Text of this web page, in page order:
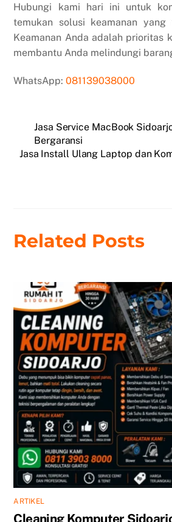
Hubungi kami hari ini untuk
temukan solusi keamanan
Keamanan Anda adalah prioritas
membantu Anda melindungi
WhatsApp:081139038000
Jasa Service MacBook
Bergaransi
Jasa Install Ulang Laptop dan
Related Posts
ARTIKEL
Cleaning Komputer